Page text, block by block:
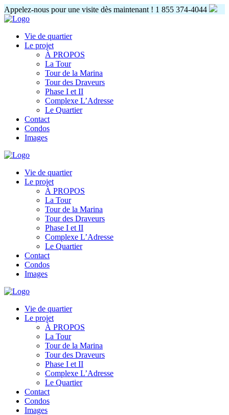
Appelez-nous pour une visite dès maintenant ! 1 855 374-4044
Vie de quartier
Le projet
À PROPOS
La Tour
Tour de la Marina
Tour des Draveurs
Phase I et II
Complexe L’Adresse
Le Quartier
Contact
Condos
Images
Vie de quartier
Le projet
À PROPOS
La Tour
Tour de la Marina
Tour des Draveurs
Phase I et II
Complexe L’Adresse
Le Quartier
Contact
Condos
Images
Vie de quartier
Le projet
À PROPOS
La Tour
Tour de la Marina
Tour des Draveurs
Phase I et II
Complexe L’Adresse
Le Quartier
Contact
Condos
Images